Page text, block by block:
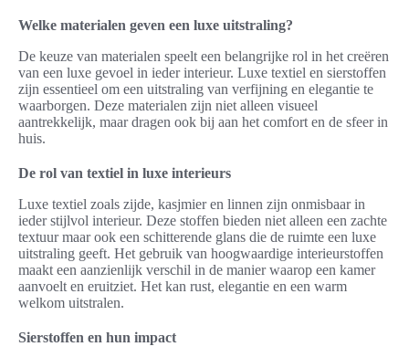
Welke materialen geven een luxe uitstraling?
De keuze van materialen speelt een belangrijke rol in het creëren
van een luxe gevoel in ieder interieur. Luxe textiel en sierstoffen
zijn essentieel om een uitstraling van verfijning en elegantie te
waarborgen. Deze materialen zijn niet alleen visueel
aantrekkelijk, maar dragen ook bij aan het comfort en de sfeer in
huis.
De rol van textiel in luxe interieurs
Luxe textiel zoals zijde, kasjmier en linnen zijn onmisbaar in
ieder stijlvol interieur. Deze stoffen bieden niet alleen een zachte
textuur maar ook een schitterende glans die de ruimte een luxe
uitstraling geeft. Het gebruik van hoogwaardige interieurstoffen
maakt een aanzienlijk verschil in de manier waarop een kamer
aanvoelt en eruitziet. Het kan rust, elegantie en een warm
welkom uitstralen.
Sierstoffen en hun impact